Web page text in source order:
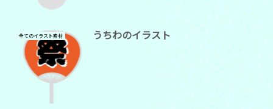
全てのイラスト素材 うちわのイラスト